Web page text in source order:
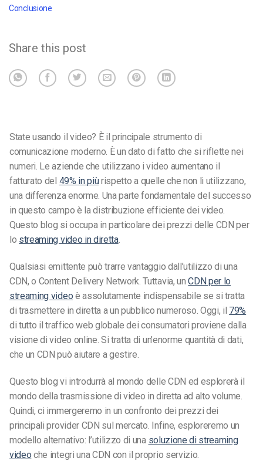
Conclusione
Share this post
State usando il video? È il principale strumento di
comunicazione moderno. È un dato di fatto che si riflette nei
numeri. Le aziende che utilizzano i video aumentano il
fatturato del 49% in piùrispetto a quelle che non li utilizzano,
una differenza enorme. Una parte fondamentale del successo
in questo campo è la distribuzione efficiente dei video.
Questo blog si occupa in particolare dei prezzi delle CDN per
lo streaming video in diretta.
Qualsiasi emittente può trarre vantaggio dall’utilizzo di una
CDN, o Content Delivery Network. Tuttavia, unCDN per lo
streaming video è assolutamente indispensabile se si tratta
di trasmettere in diretta a un pubblico numeroso. Oggi, il 79%
di tutto il traffico web globale dei consumatori proviene dalla
visione di video online. Si tratta di un’enorme quantità di dati,
che un CDN può aiutare a gestire.
Questo blog vi introdurrà al mondo delle CDN ed esplorerà il
mondo della trasmissione di video in diretta ad alto volume.
Quindi, ci immergeremo in un confronto dei prezzi dei
principali provider CDN sul mercato. Infine, esploreremo un
modello alternativo: l’utilizzo di una soluzione di streaming
video che integri una CDN con il proprio servizio.